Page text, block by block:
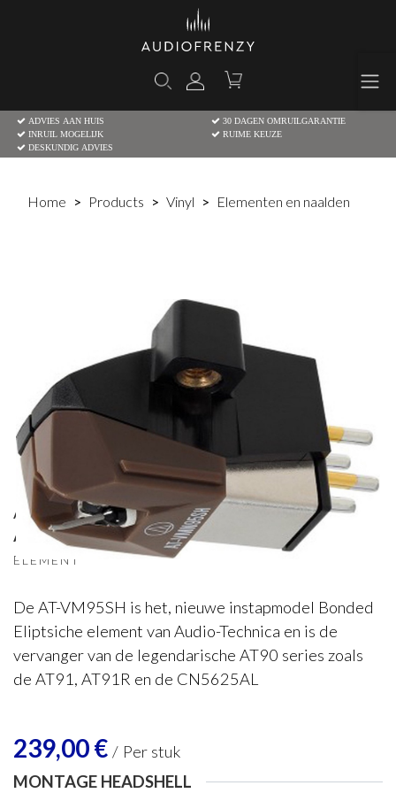
ADVIES AAN HUIS
30 DAGEN OMRUILGARANTIE
INRUIL MOGELIJK
RUIME KEUZE
DESKUNDIG ADVIES
Home Products Vinyl Elementen en naalden
Audio Technica
Audio-Technica VM95SH (MM)
ELEMENT
De AT-VM95SH is het, nieuwe instapmodel Bonded
Eliptsiche element van Audio-Technica en is de
vervanger van de legendarische AT90 series zoals
de AT91, AT91R en de CN5625AL
239,00€ / Per stuk
MONTAGE HEADSHELL